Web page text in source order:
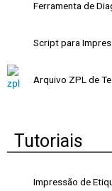
Ferramenta de
Script para
Arquivo ZPL de
Tutoriais
Impressão de